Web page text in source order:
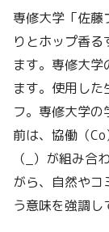
専修大学「佐藤
りとホップ香
ます。専修大
ます。使用し
フ。専修大学
前は、協働（
（_）が組み合
がら、自然や
う意味を強調し